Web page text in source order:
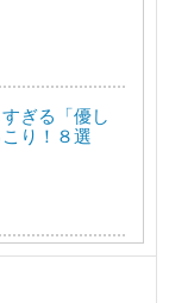
ぎる「優し
り！８選